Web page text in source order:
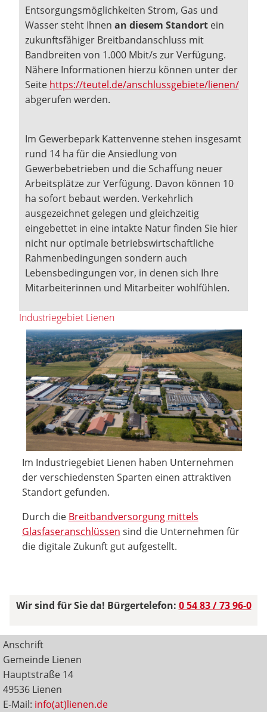
Entsorgungsmöglichkeiten Strom, Gas und
Wasser steht Ihnen an diesem Standortein
zukunftsfähiger Breitbandanschluss mit
Bandbreiten von 1.000 Mbit/s zur Verfügung.
Nähere Informationen hierzu können unter der
Seite https://teutel.de/anschlussgebiete/lienen/
abgerufen werden.
Im Gewerbepark Kattenvenne stehen insgesamt
rund 14 ha für die Ansiedlung von
Gewerbebetrieben und die Schaffung neuer
Arbeitsplätze zur Verfügung. Davon können 10
ha sofort bebaut werden. Verkehrlich
ausgezeichnet gelegen und gleichzeitig
eingebettet in eine intakte Natur finden Sie hier
nicht nur optimale betriebswirtschaftliche
Rahmenbedingungen sondern auch
Lebensbedingungen vor, in denen sich Ihre
Mitarbeiterinnen und Mitarbeiter wohlfühlen.
Industriegebiet Lienen
Im Industriegebiet Lienen haben Unternehmen
der verschiedensten Sparten einen attraktiven
Standort gefunden.
Durch die Breitbandversorgung mittels
Glasfaseranschlüssen sind die Unternehmen für
die digitale Zukunft gut aufgestellt.
Wir sind für Sie da! Bürgertelefon: 0 54 83 / 73 96-0
Anschrift
Gemeinde Lienen
Hauptstraße 14
49536 Lienen
E-Mail: info(at)lienen.de